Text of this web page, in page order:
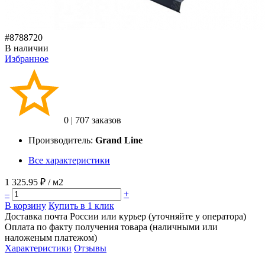
#8788720
В наличии
Избранное
0 | 707 заказов
Производитель: Grand Line
Все характеристики
1 325.95 ₽ / м2
–
+
В корзину Купить в 1 клик
Доставка почта России или курьер (уточняйте у оператора)
Оплата по факту получения товара (наличными или
наложеным платежом)
Характеристики Отзывы